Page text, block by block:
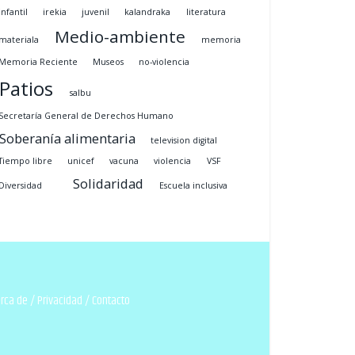
infantil irekia juvenil kalandraka literatura
materiala Medio-ambiente
memoria
Memoria Reciente
Museos no-violencia
Patios salbu
Secretaría General de Derechos Humano
Soberanía alimentaria
television digital
libre
unicef vacuna violencia VSF
Diversidad Solidaridad Escuela inclusiva
de/Privacidad/Contacto